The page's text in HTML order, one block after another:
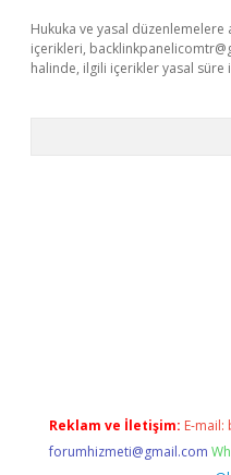
Hukuka ve yasal düzenlemelere
içerikleri,
halinde, ilgili içerikler yasal süre
Reklam ve İletişim: E-mail:
forumhizmeti@gmail.com